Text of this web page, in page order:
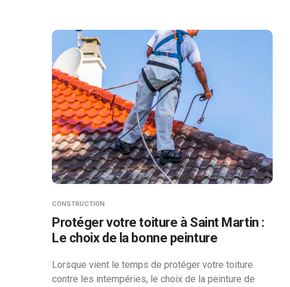
CONSTRUCTION
Protéger votre toiture à Saint Martin :
Le choix de la bonne peinture
Lorsque vient le temps de protéger votre toiture
contre les intempéries, le choix de la peinture de